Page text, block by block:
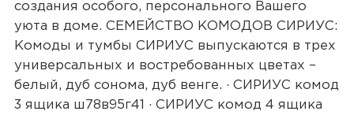
создания особого, персонального Вашего
уюта в доме. СЕМЕЙСТВО КОМОДОВ СИРИУС:
Комоды и тумбы СИРИУС выпускаются в трех
универсальных и востребованных цветах –
белый, дуб сонома, дуб венге. · СИРИУС комод
3 ящика ш78в95г41 · СИРИУС комод 4 ящика